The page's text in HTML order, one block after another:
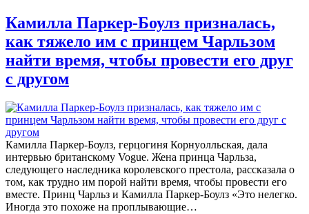
Камилла Паркер-Боулз призналась,
как тяжело им с принцем Чарльзом
найти время, чтобы провести его друг
с другом
Камилла Паркер-Боулз, герцогиня Корнуолльская, дала
интервью британскому Vogue. Жена принца Чарльза,
следующего наследника королевского престола, рассказала о
том, как трудно им порой найти время, чтобы провести его
вместе. Принц Чарльз и Камилла Паркер-Боулз «Это нелегко.
Иногда это похоже на проплывающие…